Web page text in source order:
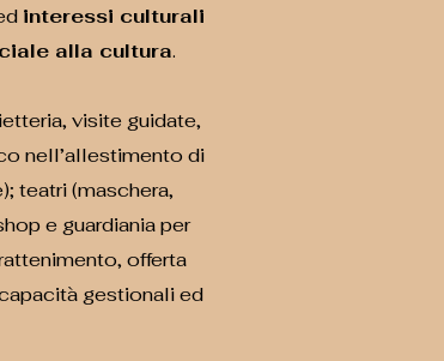
interessi culturali
alla cultura.
visite guidate,
nell’allestimento di
teatri (maschera,
e guardiania per
offerta
gestionali ed